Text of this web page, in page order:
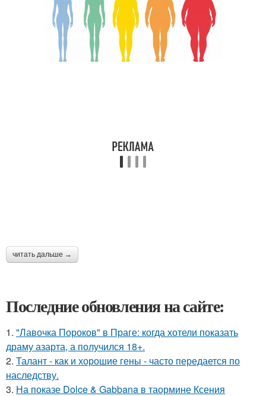
читать дальше →
Последние обновления на сайте:
1. "Лавочка Пороков" в Праге: когда хотели показать
драму азарта, а получился 18+.
2. Талант - как и хорошие гены - часто передается по
наследству.
3. На показе Dolce & Gabbana в таормине Ксения